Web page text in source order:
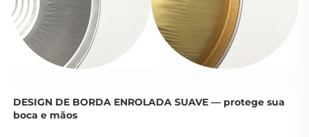
DESIGN DE BORDA ENROLADA SUAVE — protege sua
boca e mãos